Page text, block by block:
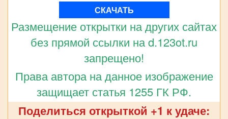
СКАЧАТЬ
Размещение открытки на других сайтах
без прямой ссылки на d.123ot.ru
запрещено!
Права автора на данное изображение
защищает статья 1255 ГК РФ.
Поделиться открыткой +1 к удаче: